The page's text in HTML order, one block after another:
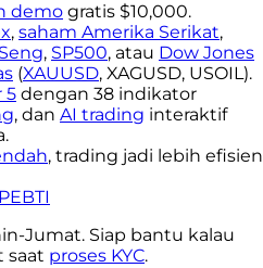
demo gratis $10,000.
, saham Amerika Serikat,
, SP500, atau Dow Jones
(XAUUSD, XAGUSD, USOIL).
5 dengan 38 indikator
, dan AI trading interaktif
, trading jadi lebih efisien
Jumat. Siap bantu kalau
saat proses KYC.